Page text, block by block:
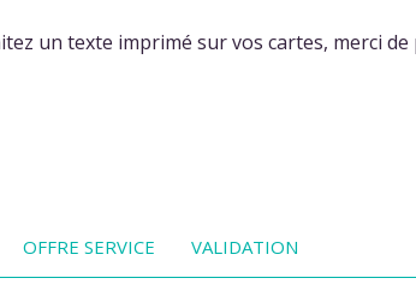
un texte imprimé sur vos cartes, merci
OFFRE SERVICE VALIDATION